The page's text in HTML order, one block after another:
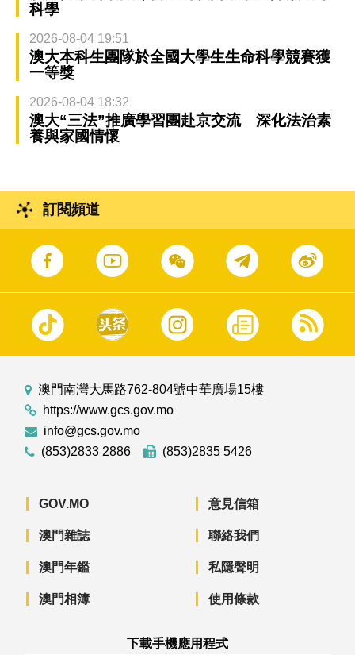
科學
2026-08-04 19:51
澳大本科生團隊於全國大學生生命科學競賽獲
一等獎
2026-08-04 18:32
澳大“三法”推廣學習團赴京交流 深化法治素
養與家國情懷
訂閱頻道
澳門南灣大馬路762-804號中華廣場15樓
https://www.gcs.gov.mo
info@gcs.gov.mo
(853)2833 2886
(853)2835 5426
GOV.MO
澳門雜誌
澳門年鑑
澳門相簿
意見信箱
聯絡我們
私隱聲明
使用條款
下載手機應用程式